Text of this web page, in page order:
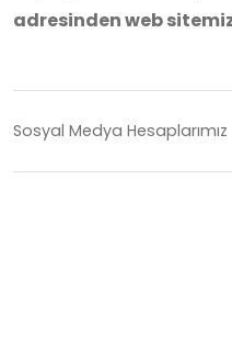
adresinden web
Sosyal Medya Hesaplarımız